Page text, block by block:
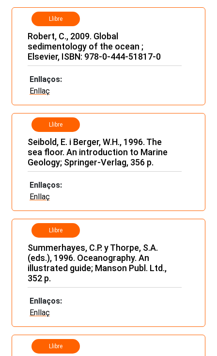
Llibre
Robert, C., 2009. Global
sedimentology of the ocean ;
Elsevier, ISBN: 978-0-444-51817-0
Enllaços:
Enllaç
Llibre
Seibold, E. i Berger, W.H., 1996. The
sea floor. An introduction to Marine
Geology; Springer-Verlag, 356 p.
Enllaços:
Enllaç
Llibre
Summerhayes, C.P. y Thorpe, S.A.
(eds.), 1996. Oceanography. An
illustrated guide; Manson Publ. Ltd.,
352 p.
Enllaços:
Enllaç
Llibre